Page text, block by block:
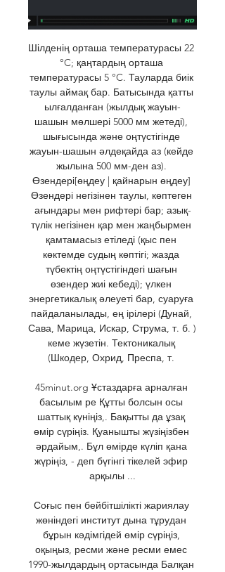
Шілденің орташа температурасы 22
°C; қаңтардың орташа
температурасы 5 °C. Тауларда биік
таулы аймақ бар. Батысында қатты
ылғалданған (жылдық жауын-
шашын мөлшері 5000 мм жетеді),
шығысында және оңтүстігінде
жауын-шашын әлдеқайда аз (кейде
жылына 500 мм-ден аз).
Өзендері[өңдеу | қайнарын өңдеу]
Өзендері негізінен таулы, көптеген
ағындары мен рифтері бар; азық-
түлік негізінен қар мен жаңбырмен
қамтамасыз етіледі (қыс пен
көктемде судың көптігі; жазда
түбектің оңтүстігіндегі шағын
өзендер жиі кебеді); үлкен
энергетикалық әлеуеті бар, суаруға
пайдаланылады, ең ірілері (Дунай,
Сава, Марица, Искар, Струма, т. б. )
кеме жүзетін. Тектоникалық
(Шкодер, Охрид, Преспа, т.
45minut.org Ұстаздарға арналған
басылым ре Құтты болсын осы
шаттық күніңіз,. Бақытты да ұзақ
өмір сүріңіз. Қуанышты жүзіңізбен
әрдайым,. Бұл өмірде күліп қана
жүріңіз, - деп бүгінгі тікелей эфир
арқылы ...
Соғыс пен бейбітшілікті жариялау
жөніндегі институт дына тұрудан
бұрын кәдімгідей өмір сүріңіз,
оқыңыз, ресми және ресми емес
1990-жылдардың ортасында Балқан